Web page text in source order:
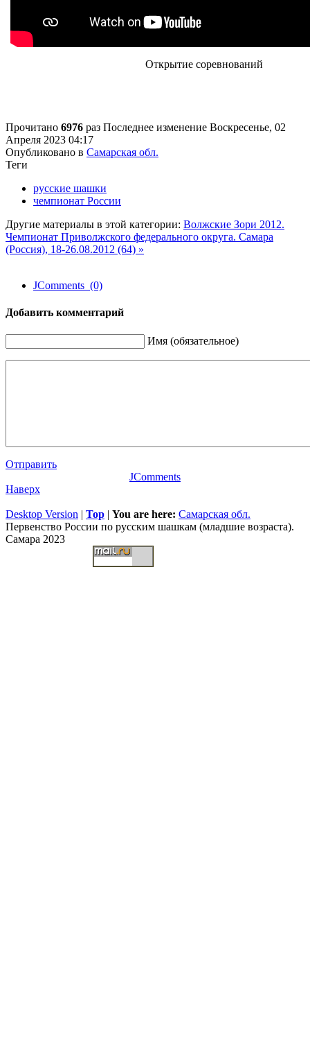
Открытие соревнований
Прочитано 6976 раз Последнее изменение Воскресенье, 02
Апреля 2023 04:17
Опубликовано в Самарская обл.
Теги
русские шашки
чемпионат России
Другие материалы в этой категории: Волжские Зори 2012.
Чемпионат Приволжского федерального округа. Самара
(Россия), 18-26.08.2012 (64) »
JComments (0)
Добавить комментарий
Имя (обязательное)
Отправить
JComments
Наверх
Desktop Version | Top | You are here: Самарская обл.
Первенство России по русским шашкам (младшие возраста).
Самара 2023